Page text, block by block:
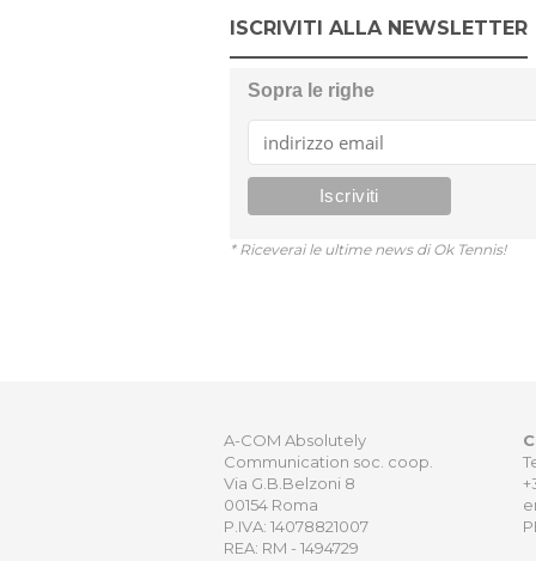
ISCRIVITI ALLA NEWSLETTER
Sopra le righe
* Riceverai le ultime news di Ok Tennis!
A-COM Absolutely
Communication soc. coop.
Via G.B.Belzoni 8
00154 Roma
P.IVA: 14078821007
REA: RM - 1494729